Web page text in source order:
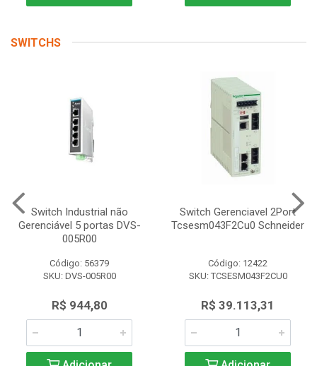
SWITCHS
Switch Industrial não
Gerenciável 5 portas DVS-
005R00
Código: 56379
SKU: DVS-005R00
R$ 944,80
Switch Gerenciavel 2Port
Tcsesm043F2Cu0 Schneider
Código: 12422
SKU: TCSESM043F2CU0
R$ 39.113,31